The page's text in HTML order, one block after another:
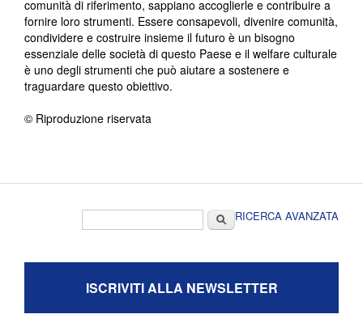
comunità di riferimento, sappiano accoglierle e contribuire a
fornire loro strumenti. Essere consapevoli, divenire comunità,
condividere e costruire insieme il futuro è un bisogno
essenziale delle società di questo Paese e il welfare culturale
è uno degli strumenti che può aiutare a sostenere e
traguardare questo obiettivo.
© Riproduzione riservata
CercaRICERCA AVANZATA
ISCRIVITI ALLA NEWSLETTER